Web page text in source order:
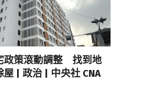
政策滾動調整 找到地
屋 | 政治 | 中央社 CNA